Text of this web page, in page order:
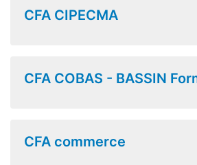
CFA CIPECMA
CFA COBAS - BASSIN
CFA commerce